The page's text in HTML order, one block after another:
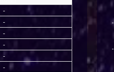
-
-
-
-
-
-